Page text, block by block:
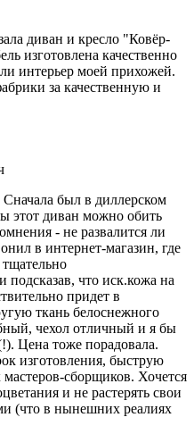
диван и кресло "Ковёр-
изготовлена качественно
интерьер моей прихожей.
за качественную и
Сначала был в диллерском
этот диван можно обить
- не развалится ли
в интернет-магазин, где
подсказав, что иск.кожа на
придет в
ткань белоснежного
чехол отличный и я бы
Цена тоже порадовала.
изготовления, быструю
сборщиков. Хочется
и не растерять свои
(что в нынешних реалиях